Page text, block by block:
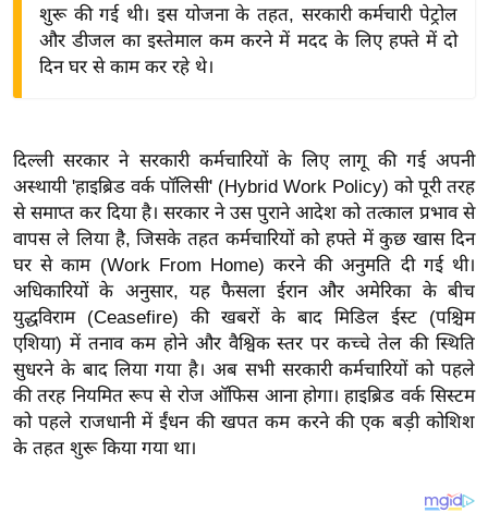
ष
ज्ञ
रा
य
ब
ज
ट
खे
ल
क्रि
शुरू की गई थी। इस योजना के तहत, सरकारी कर्मचारी पेट्रोल
और डीजल का इस्तेमाल कम करने में मदद के लिए हफ्ते में दो
दिन घर से काम कर रहे थे।
दिल्ली सरकार ने सरकारी कर्मचारियों के लिए लागू की गई अपनी
अस्थायी 'हाइब्रिड वर्क पॉलिसी' (Hybrid Work Policy) को पूरी तरह
से समाप्त कर दिया है। सरकार ने उस पुराने आदेश को तत्काल प्रभाव से
वापस ले लिया है, जिसके तहत कर्मचारियों को हफ्ते में कुछ खास दिन
घर से काम (Work From Home) करने की अनुमति दी गई थी।
अधिकारियों के अनुसार, यह फैसला ईरान और अमेरिका के बीच
युद्धविराम (Ceasefire) की खबरों के बाद मिडिल ईस्ट (पश्चिम
एशिया) में तनाव कम होने और वैश्विक स्तर पर कच्चे तेल की स्थिति
सुधरने के बाद लिया गया है। अब सभी सरकारी कर्मचारियों को पहले
की तरह नियमित रूप से रोज ऑफिस आना होगा।हाइब्रिड वर्क सिस्टम
को पहले राजधानी में ईंधन की खपत कम करने की एक बड़ी कोशिश
के तहत शुरू किया गया था।